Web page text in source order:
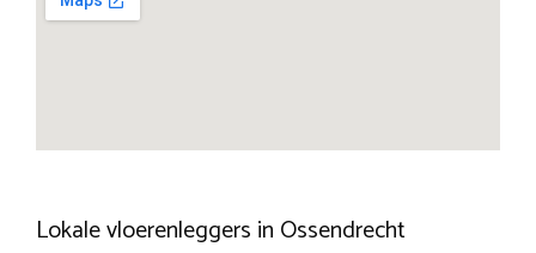
Lokale vloerenleggers in Ossendrecht